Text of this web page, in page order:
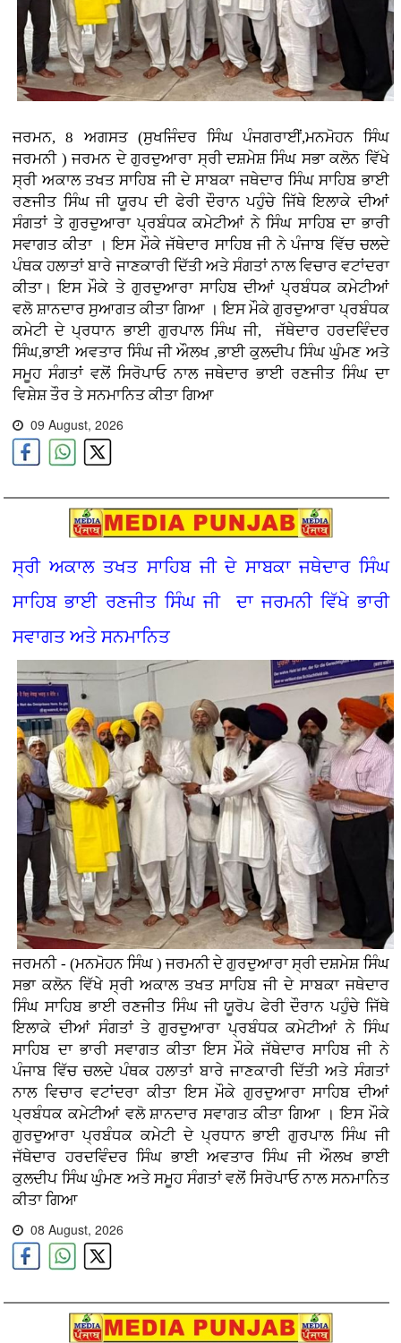
ਜਰਮਨ, 8 ਅਗਸਤ (ਸੁਖਜਿੰਦਰ ਸਿੰਘ ਪੰਜਗਰਾਈਂ,ਮਨਮੋਹਨ ਸਿੰਘ
ਜਰਮਨੀ ) ਜਰਮਨ ਦੇ ਗੁਰਦੁਆਰਾ ਸ੍ਰੀ ਦਸ਼ਮੇਸ਼ ਸਿੰਘ ਸਭਾ ਕਲੋਨ ਵਿੱਖੇ
ਸ੍ਰੀ ਅਕਾਲ ਤਖਤ ਸਾਹਿਬ ਜੀ ਦੇ ਸਾਬਕਾ ਜਥੇਦਾਰ ਸਿੰਘ ਸਾਹਿਬ ਭਾਈ
ਰਣਜੀਤ ਸਿੰਘ ਜੀ ਯੂਰਪ ਦੀ ਫੇਰੀ ਦੌਰਾਨ ਪਹੁੰਚੇ ਜਿੱਥੇ ਇਲਾਕੇ ਦੀਆਂ
ਸੰਗਤਾਂ ਤੇ ਗੁਰਦੁਆਰਾ ਪ੍ਰਬੰਧਕ ਕਮੇਟੀਆਂ ਨੇ ਸਿੰਘ ਸਾਹਿਬ ਦਾ ਭਾਰੀ
ਸਵਾਗਤ ਕੀਤਾ । ਇਸ ਮੌਕੇ ਜੱਥੇਦਾਰ ਸਾਹਿਬ ਜੀ ਨੇ ਪੰਜਾਬ ਵਿੱਚ ਚਲਦੇ
ਪੰਥਕ ਹਲਾਤਾਂ ਬਾਰੇ ਜਾਣਕਾਰੀ ਦਿੱਤੀ ਅਤੇ ਸੰਗਤਾਂ ਨਾਲ ਵਿਚਾਰ ਵਟਾਂਦਰਾ
ਕੀਤਾ। ਇਸ ਮੌਕੇ ਤੇ ਗੁਰਦੁਆਰਾ ਸਾਹਿਬ ਦੀਆਂ ਪ੍ਰਬੰਧਕ ਕਮੇਟੀਆਂ
ਵਲੋ ਸ਼ਾਨਦਾਰ ਸੁਆਗਤ ਕੀਤਾ ਗਿਆ । ਇਸ ਮੌਕੇ ਗੁਰਦੁਆਰਾ ਪ੍ਰਬੰਧਕ
ਕਮੇਟੀ ਦੇ ਪ੍ਰਧਾਨ ਭਾਈ ਗੁਰਪਾਲ ਸਿੰਘ ਜੀ, ਜੱਥੇਦਾਰ ਹਰਦਵਿੰਦਰ
ਸਿੰਘ,ਭਾਈ ਅਵਤਾਰ ਸਿੰਘ ਜੀ ਔਲਖ ,ਭਾਈ ਕੁਲਦੀਪ ਸਿੰਘ ਘੁੰਮਣ ਅਤੇ
ਸਮੂਹ ਸੰਗਤਾਂ ਵਲੋਂ ਸਿਰੋਪਾਓ ਨਾਲ ਜਥੇਦਾਰ ਭਾਈ ਰਣਜੀਤ ਸਿੰਘ ਦਾ
ਵਿਸ਼ੇਸ਼ ਤੌਰ ਤੇਸਨਮਾਨਿਤ ਕੀਤਾ ਗਿਆ
09 August, 2026
ਸ੍ਰੀ ਅਕਾਲ ਤਖਤ ਸਾਹਿਬ ਜੀ ਦੇ ਸਾਬਕਾ ਜਥੇਦਾਰ ਸਿੰਘ
ਸਾਹਿਬ ਭਾਈ ਰਣਜੀਤ ਸਿੰਘ ਜੀ ਦਾ ਜਰਮਨੀ ਵਿੱਖੇ ਭਾਰੀ
ਸਵਾਗਤ ਅਤੇ ਸਨਮਾਨਿਤ
ਜਰਮਨੀ - (ਮਨਮੋਹਨ ਸਿੰਘ ) ਜਰਮਨੀ ਦੇ ਗੁਰਦੁਆਰਾ ਸ੍ਰੀ ਦਸ਼ਮੇਸ਼ ਸਿੰਘ
ਸਭਾ ਕਲੋਨ ਵਿੱਖੇ ਸ੍ਰੀ ਅਕਾਲ ਤਖਤ ਸਾਹਿਬ ਜੀ ਦੇ ਸਾਬਕਾ ਜਥੇਦਾਰ
ਸਿੰਘ ਸਾਹਿਬ ਭਾਈ ਰਣਜੀਤ ਸਿੰਘ ਜੀ ਯੂਰੋਪ ਫੇਰੀ ਦੌਰਾਨ ਪਹੁੰਚੇ ਜਿੱਥੇ
ਇਲਾਕੇ ਦੀਆਂ ਸੰਗਤਾਂ ਤੇ ਗੁਰਦੁਆਰਾ ਪ੍ਰਬੰਧਕ ਕਮੇਟੀਆਂ ਨੇ ਸਿੰਘ
ਸਾਹਿਬ ਦਾ ਭਾਰੀ ਸਵਾਗਤ ਕੀਤਾ ਇਸ ਮੌਕੇ ਜੱਥੇਦਾਰ ਸਾਹਿਬ ਜੀ ਨੇ
ਪੰਜਾਬ ਵਿੱਚ ਚਲਦੇ ਪੰਥਕ ਹਲਾਤਾਂ ਬਾਰੇ ਜਾਣਕਾਰੀ ਦਿੱਤੀ ਅਤੇ ਸੰਗਤਾਂ
ਨਾਲ ਵਿਚਾਰ ਵਟਾਂਦਰਾ ਕੀਤਾ ਇਸ ਮੌਕੇ ਗੁਰਦੁਆਰਾ ਸਾਹਿਬ ਦੀਆਂ
ਪ੍ਰਬੰਧਕ ਕਮੇਟੀਆਂ ਵਲੋ ਸ਼ਾਨਦਾਰ ਸਵਾਗਤ ਕੀਤਾ ਗਿਆ । ਇਸ ਮੌਕੇ
ਗੁਰਦੁਆਰਾ ਪ੍ਰਬੰਧਕ ਕਮੇਟੀ ਦੇ ਪ੍ਰਧਾਨ ਭਾਈ ਗੁਰਪਾਲ ਸਿੰਘ ਜੀ
ਜੱਥੇਦਾਰ ਹਰਦਵਿੰਦਰ ਸਿੰਘ ਭਾਈ ਅਵਤਾਰ ਸਿੰਘ ਜੀ ਔਲਖ ਭਾਈ
ਕੁਲਦੀਪ ਸਿੰਘ ਘੁੰਮਣ ਅਤੇ ਸਮੂਹ ਸੰਗਤਾਂ ਵਲੋਂ ਸਿਰੋਪਾਓ ਨਾਲ ਸਨਮਾਨਿਤ
ਕੀਤਾ ਗਿਆ
08 August, 2026